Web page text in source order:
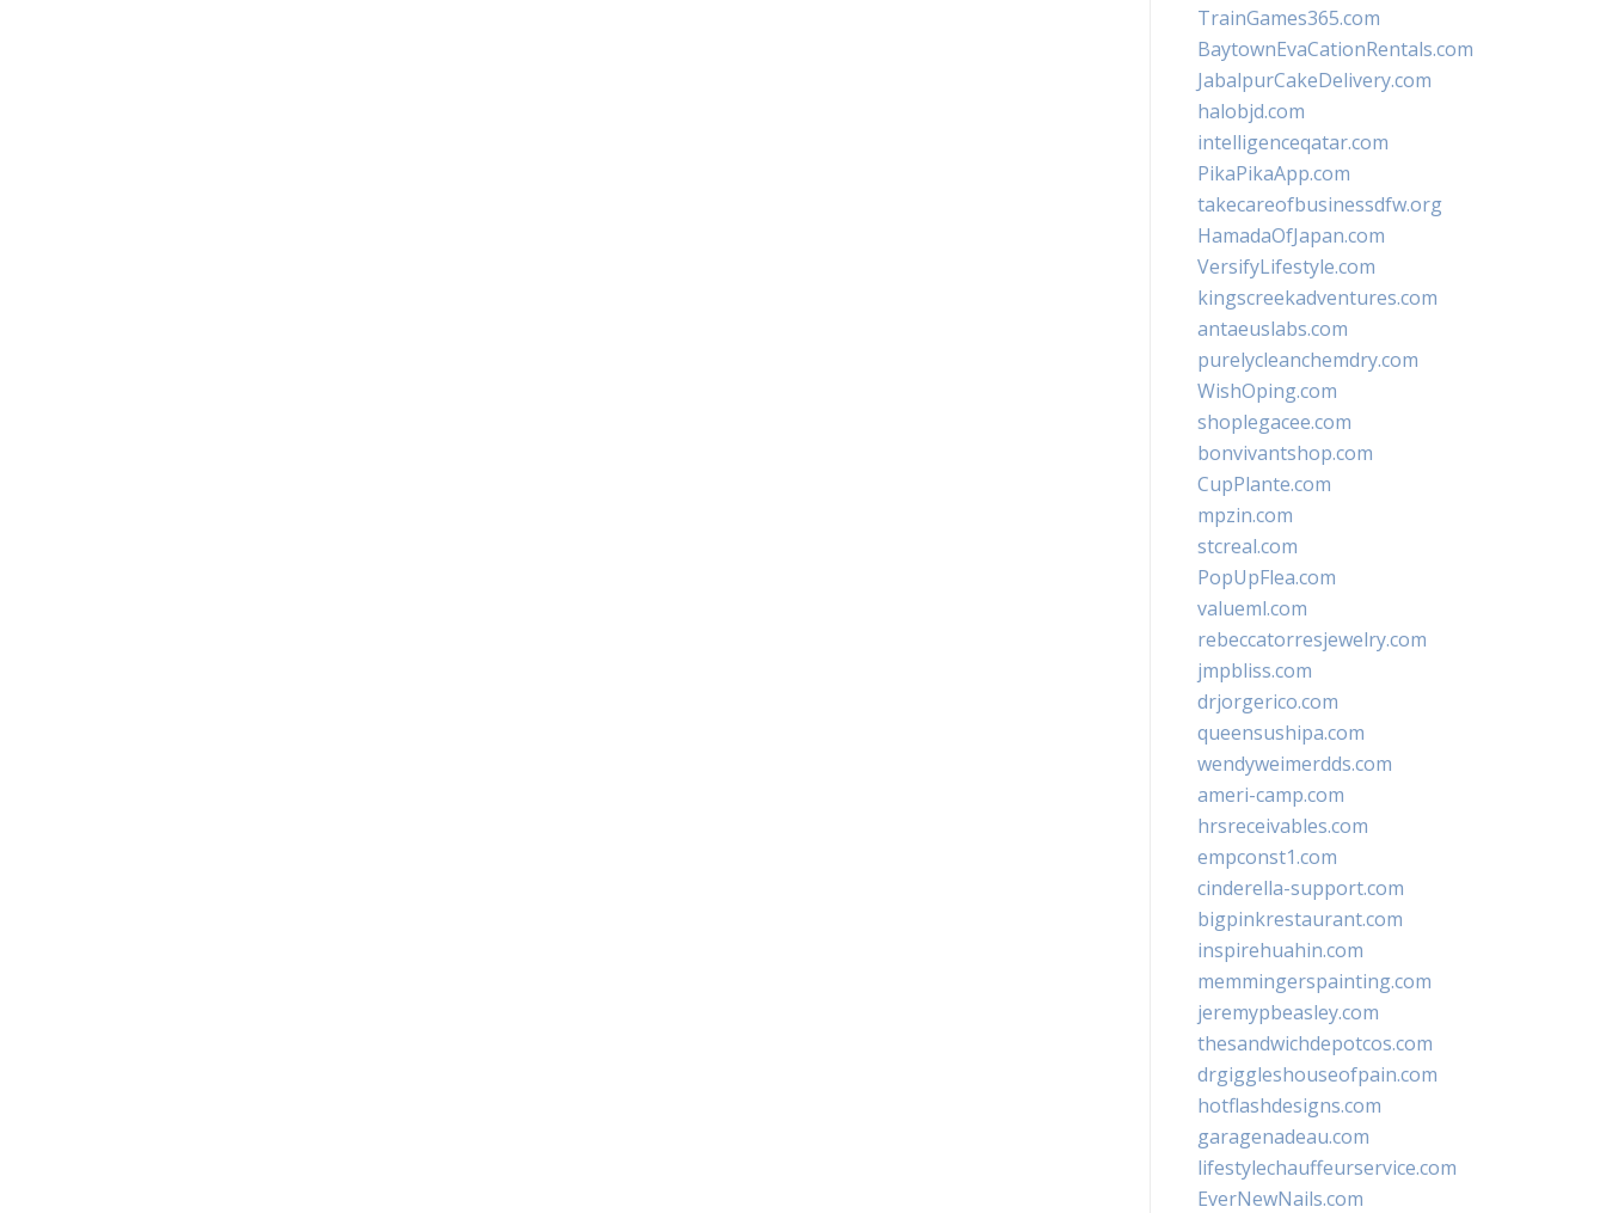
TrainGames365.com
BaytownEvaCationRentals.com
JabalpurCakeDelivery.com
halobjd.com
intelligenceqatar.com
PikaPikaApp.com
takecareofbusinessdfw.org
HamadaOfJapan.com
VersifyLifestyle.com
kingscreekadventures.com
antaeuslabs.com
purelycleanchemdry.com
WishOping.com
shoplegacee.com
bonvivantshop.com
CupPlante.com
mpzin.com
stcreal.com
PopUpFlea.com
valueml.com
rebeccatorresjewelry.com
jmpbliss.com
drjorgerico.com
queensushipa.com
wendyweimerdds.com
ameri-camp.com
hrsreceivables.com
empconst1.com
cinderella-support.com
bigpinkrestaurant.com
inspirehuahin.com
memmingerspainting.com
jeremypbeasley.com
thesandwichdepotcos.com
drgiggleshouseofpain.com
hotflashdesigns.com
garagenadeau.com
lifestylechauffeurservice.com
EverNewNails.com